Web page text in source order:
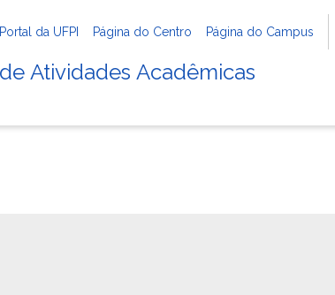
Portal da UFPI Página do Centro Página do Campus
Atividades Acadêmicas